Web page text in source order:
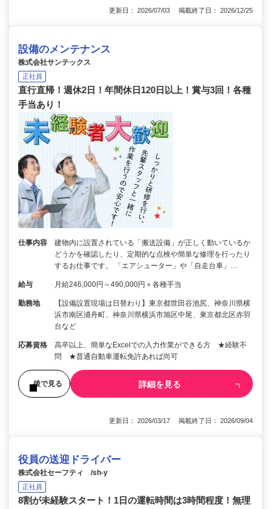
更新日： 2026/07/03 掲載終了日： 2026/12/25
設備のメンテナンス
株式会社サンテックス
正社員
直行直帰！週休2日！年間休日120日以上！賞与3回！各種
手当あり！
仕事内容
建物内に設置されている「搬送設備」が正しく動いているか
どうかを確認したり、定期的な点検や簡単な修理を行ったり
するお仕事です。 「エアシューター」や「自走台車」…
給与 月給246,000円～490,000円＋各種手当
勤務地
【設備設置現場は日替わり】東京都世田谷池尻、神奈川県横
浜市南区浦舟町、神奈川県横浜市旭区中尾、東京都北区赤羽
台など
応募資格
高卒以上、簡単なExcelでの入力作業ができる方 ★経験不
問 ★普通自動車運転免許あれば尚可
後で見る 詳細を見る
更新日： 2026/03/17 掲載終了日： 2026/09/04
役員の送迎ドライバー
株式会社セーフティ /sh-y
正社員
8割が未経験スタート！1日の運転時間は3時間程度！無理